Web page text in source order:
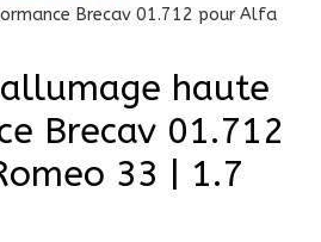
Brecav 01.712 pour Alfa
haute
Brecav 01.712
33 | 1.7